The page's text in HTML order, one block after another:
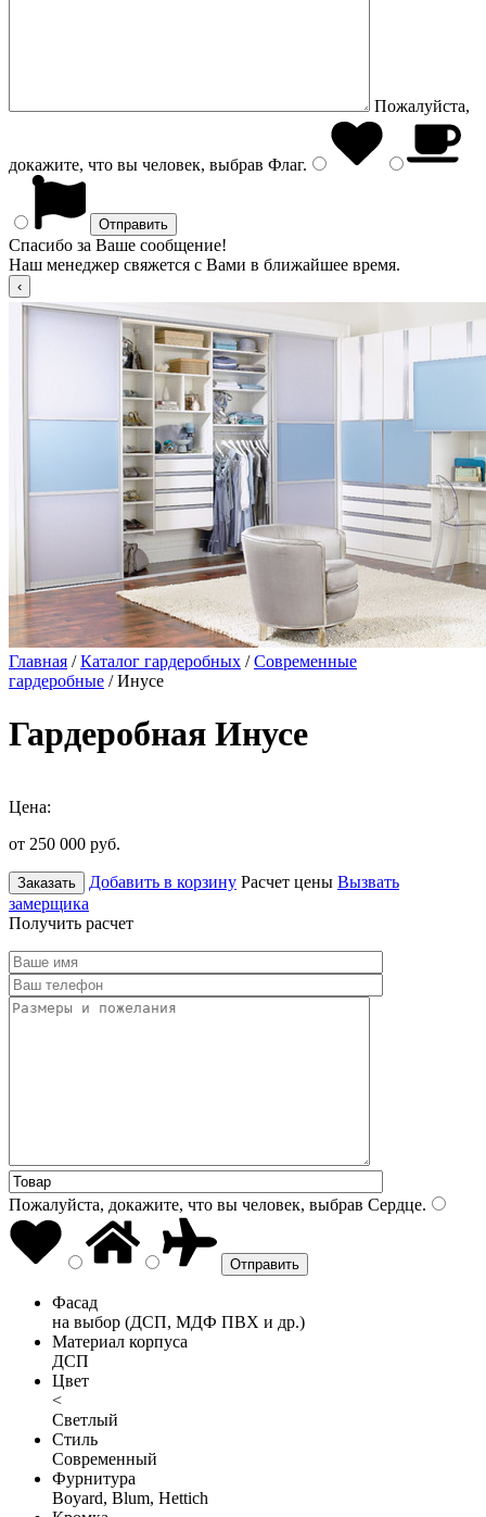
Пожалуйста,
докажите, что вы человек, выбрав Флаг.
Спасибо за Ваше сообщение!
Наш менеджер свяжется с Вами в ближайшее время.
Главная /Каталог гардеробных /Современные
гардеробные / Инусе
Гардеробная Инусе
Цена:
от 250 000 руб.
Заказать Добавить в корзину Расчет цены Вызвать
замерщика
Получить расчет
Пожалуйста, докажите, что вы человек, выбрав Сердце.
Фасад
на выбор (ДСП, МДФ ПВХ и др.)
Материал корпуса
ДСП
Цвет
<
Светлый
Стиль
Современный
Фурнитура
Boyard, Blum, Hettich